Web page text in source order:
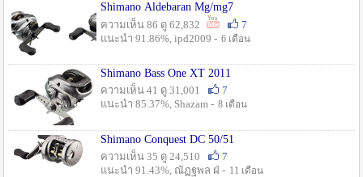
Shimano Aldebaran Mg/mg7
ความเห็น 86 ดู 62,832
7
แนะนำ 91.86%, ipd2009 - 6 เดือน
Shimano Bass One XT 2011
ความเห็น 41 ดู 31,001
7
แนะนำ 85.37%, Shazam - 8 เดือน
Shimano Conquest DC 50/51
ความเห็น 35 ดู 24,510
7
แนะนำ 91.43%, ณัฏฐพล ฝ่ - 11 เดือน